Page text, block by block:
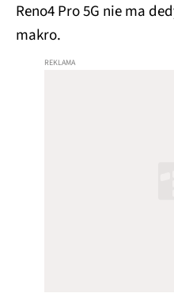
Reno4 Pro 5G nie ma
makro.